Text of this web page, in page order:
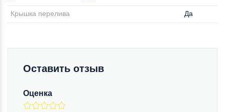
Крышка перелива Да
Оставить отзыв
Оценка